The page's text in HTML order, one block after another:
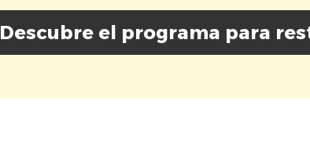
Descubre el programa para